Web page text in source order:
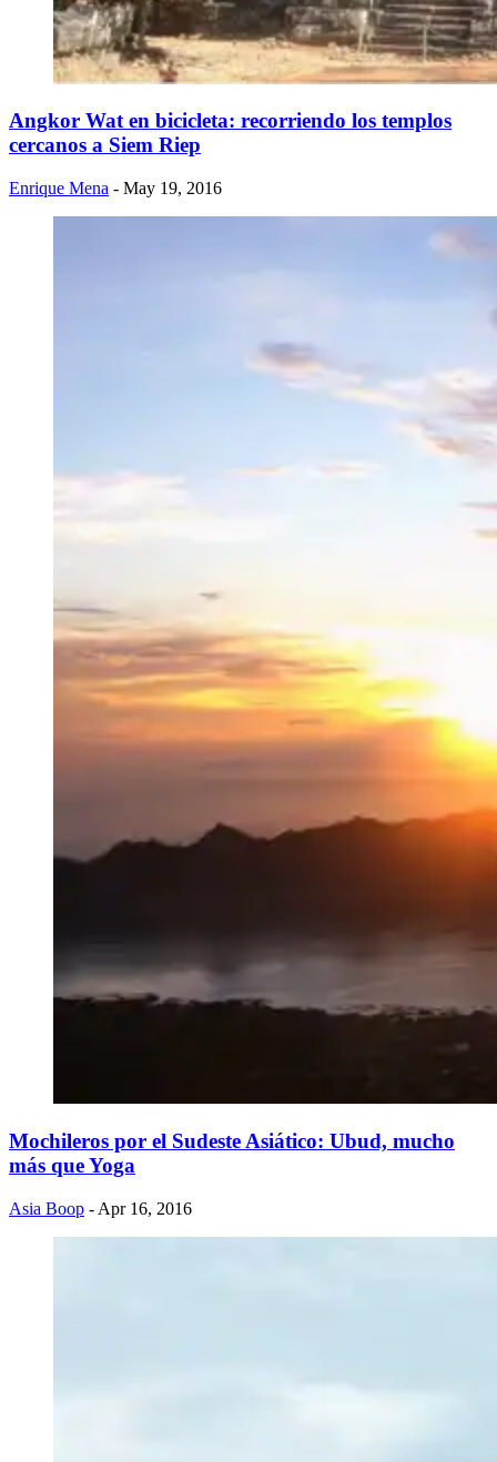
Angkor Wat en bicicleta: recorriendo los templos
cercanos a Siem Riep
Enrique Mena - May 19, 2016
Mochileros por el Sudeste Asiático: Ubud, mucho
más que Yoga
Asia Boop - Apr 16, 2016